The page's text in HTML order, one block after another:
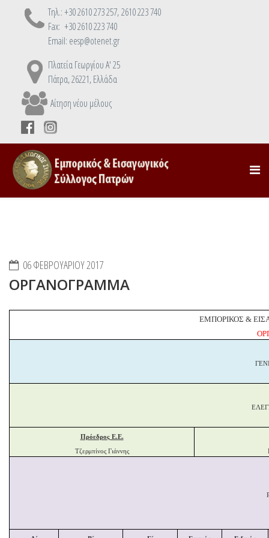
Τηλ.: +30 2610 273 257, 2610 223 740
Fax: +30 2610 223 740
Email: eesp@otenet.gr
Πλατεία Γεωργίου Α' 25
Πάτρα, 26221, Ελλάδα
Αίτηση νέου μέλους
06 ΦΕΒΡΟΥΑΡΊΟΥ 2017
ΟΡΓΑΝΟΓΡΑΜΜΑ
ΕΜΠΟΡΙΚΟΣ &
Πρόεδρος Ε.Ε.
Τζερμπίνος Γιάννης